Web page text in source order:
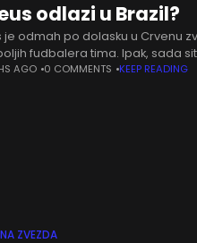
odlazi u Brazil?
je odmah po dolasku u Crvenu
fudbalera tima. Ipak, sada
prenosi da Botafogo želi
AGO 0 COMMENTS KEEP READING
ZVEZDA